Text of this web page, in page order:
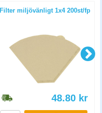
Filter miljövänligt 1x4 200st/fp
48.80 kr